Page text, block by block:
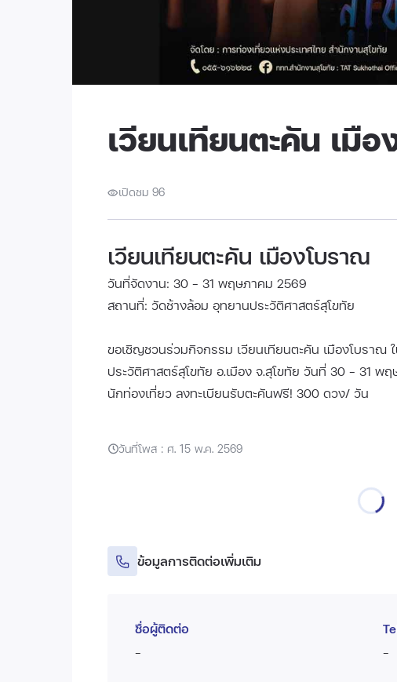
เวียนเทียนตะคัน เมื
เปิดชม 96
เวียนเทียนตะคัน เมืองโบราณ
วันที่จัดงาน: 30 - 31 พฤษภาคม 2569
สถานที่: วัดช้างล้อม อุทยานประวัติศาสตร์สุโขทัย
ขอเชิญชวนร่วมกิจกรรม เวียนเทียนตะคัน เมืองโบราณ
ประวัติศาสตร์สุโขทัย อ.เมือง จ.สุโขทัย วันที่ 30 - 31 พ
นักท่องเที่ยว ลงทะเบียนรับตะคันฟรี! 300 ดวง/ วัน
วันที่โพส : ศ. 15 พ.ค. 2569
ข้อมูลการติดต่อเพิ่มเติม
ชื่อผู้ติดต่อ
-
-